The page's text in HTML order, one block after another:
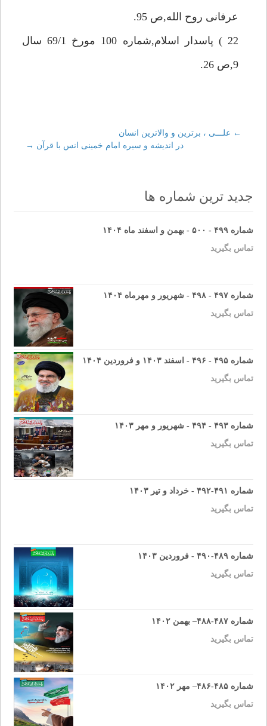
عرفانى روح الله,ص 95.
22 ) پاسدار اسلام,شماره 100 مورخ 69/1 سال
9,ص 26.
Post
← علـــى ، برترين و والاترين انسان
در انديشه و سيره امام خمينى انس با قرآن →
جدید ترین شماره ها
شماره ۴۹۹ - ۵۰۰ - بهمن و اسفند ماه ۱۴۰۴
تماس بگیرید
شماره ۴۹۷ - ۴۹۸ - شهریور و مهرماه ۱۴۰۴
تماس بگیرید
شماره ۴۹۵ - ۴۹۶ - اسفند ۱۴۰۳ و فروردین ۱۴۰۴
تماس بگیرید
شماره ۴۹۳ - ۴۹۴ - شهریور و مهر ۱۴۰۳
تماس بگیرید
شماره ۴۹۱-۴۹۲ - خرداد و تیر ۱۴۰۳
تماس بگیرید
شماره ۴۸۹-۴۹۰ - فروردین ۱۴۰۳
تماس بگیرید
شماره ۴۸۷-۴۸۸– بهمن ۱۴۰۲
تماس بگیرید
شماره ۴۸۵-۴۸۶– مهر ۱۴۰۲
تماس بگیرید